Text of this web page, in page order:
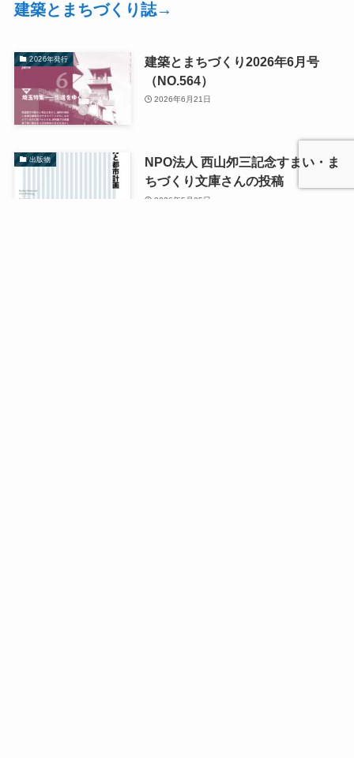
建築とまちづくり誌→
2026年発行
建築とまちづくり2026年6月号
（NO.564）
2026年6月21日
出版物
NPO法人 西山夘三記念すまい・ま
ちづくり文庫さんの投稿
2026年5月25日